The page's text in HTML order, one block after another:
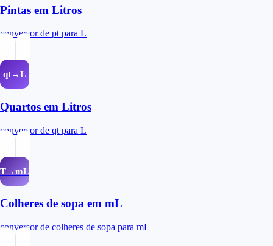
Pintas em Litros
conversor de pt para L
qt→L
Quartos em Litros
conversor de qt para L
T→mL
Colheres de sopa em mL
conversor de colheres de sopa para mL